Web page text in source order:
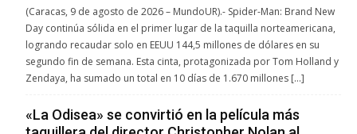
(Caracas, 9 de agosto de 2026 – MundoUR).- Spider-Man: Brand New
Day continúa sólida en el primer lugar de la taquilla norteamericana,
logrando recaudar solo en EEUU 144,5 millones de dólares en su
segundo fin de semana. Esta cinta, protagonizada por Tom Holland y
Zendaya, ha sumado un total en 10 días de 1.670 millones […]
«La Odisea» se convirtió en la película más